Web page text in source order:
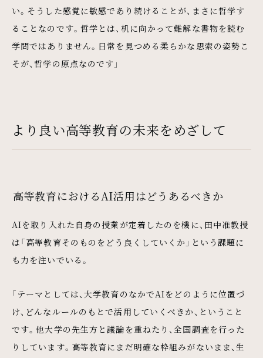
い。そうした感覚に敏感であり続けることが、まさに哲学す
ることなのです。哲学とは、机に向かって難解な書物を読む
学問ではありません。日常を見つめる柔らかな思索の姿勢こ
そが、哲学の原点なのです」
より良い高等教育の未来をめざして
高等教育におけるAI活用はどうあるべきか
AIを取り入れた自身の授業が定着したのを機に、田中准教授
は「高等教育そのものをどう良くしていくか」という課題に
も力を注いでいる。
「テーマとしては、大学教育のなかでAIをどのように位置づ
け、どんなルールのもとで活用していくべきか、ということ
です。他大学の先生方と議論を重ねたり、全国調査を行った
りしています。高等教育にまだ明確な枠組みがないまま、生